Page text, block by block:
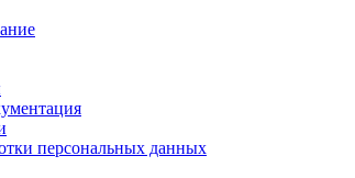
персональных данных